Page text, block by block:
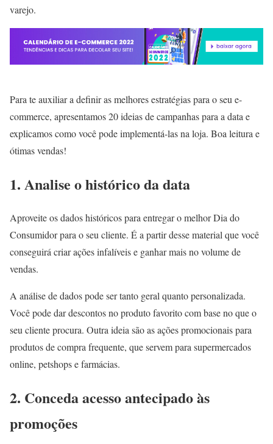
varejo.
Para te auxiliar a definir as melhores estratégias para o seu e-
commerce, apresentamos 20 ideias de campanhas para a data e
explicamos como você pode implementá-las na loja. Boa leitura e
ótimas vendas!
1. Analise o histórico da data
Aproveite os dados históricos para entregar o melhor Dia do
Consumidor para o seu cliente. É a partir desse material que você
conseguirá criar ações infalíveis e ganhar mais no volume de
vendas.
A análise de dados pode ser tanto geral quanto personalizada.
Você pode dar descontos no produto favorito com base no que o
seu cliente procura. Outra ideia são as ações promocionais para
produtos de compra frequente, que servem para supermercados
online, petshops e farmácias.
2. Conceda acesso antecipado às
promoções